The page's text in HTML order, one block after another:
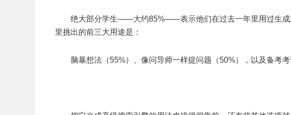
绝大部分学生——大约85%——表示他们在过去一年里用过生成
里挑出的前三大用途是：
脑暴想法（55%）、像问导师一样提问题（50%），以及备考考